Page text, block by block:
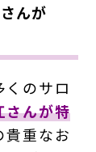
んが
くのサロ
さんが特
貴重なお